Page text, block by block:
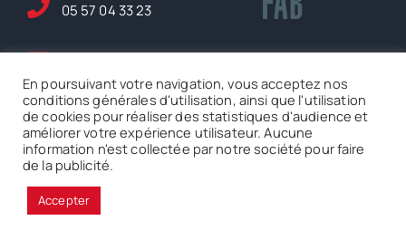
05 57 04 33 23
serem.fr
5 rue Ferdinand de
Lesseps Mérignac
En poursuivant votre navigation, vous acceptez nos
conditions générales d'utilisation, ainsi que l'utilisation
de cookies pour réaliser des statistiques d'audience et
améliorer votre expérience utilisateur. Aucune
information n'est collectée par notre société pour faire
de la publicité.
Accepter